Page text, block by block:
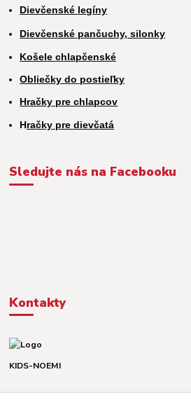
Dievčenské legíny
Dievčenské pančuchy, silonky
Košele chlapčenské
Obliečky do postieľky
Hračky pre chlapcov
Hračky pre dievčatá
Sledujte nás na Facebooku
Kontakty
KIDS-NOEMI